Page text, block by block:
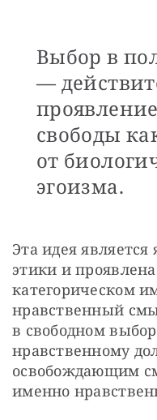
Выбор в
—
свободы
от
эгоизма.
Эта идея
этики и
категорическом
нравственный
в свободном
нравственному
освобождающим
именно